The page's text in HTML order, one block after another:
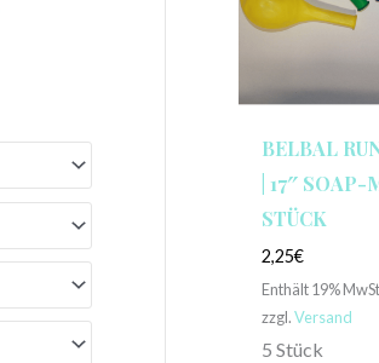
BELBAL
| 17″ SOAP-
STÜCK
2,25€
Enthält 19%
zzgl.Versand
5 Stück